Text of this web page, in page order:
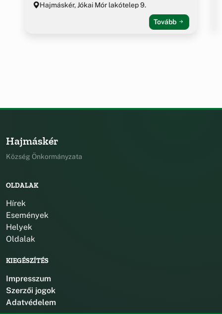
Hajmáskér, Jókai Mór lakótelep 9.
Tovább
Hajmáskér
Község Önkormányzata
OLDALAK
Hírek
Események
Helyek
Oldalak
KIEGÉSZÍTÉS
Impresszum
Szerzői jogok
Adatvédelem